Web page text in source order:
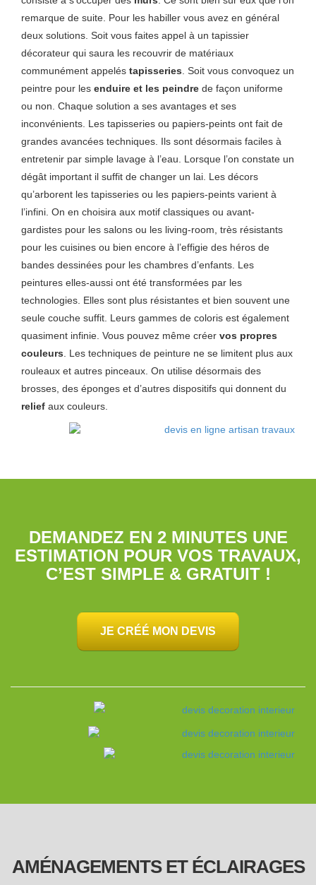
remarque de suite. Pour les habiller vous avez en général
deux solutions. Soit vous faites appel à un tapissier
décorateur qui saura les recouvrir de matériaux
communément appelés tapisseries . Soit vous convoquez un
peintre pour les enduire et les peindre de façon uniforme
ou non. Chaque solution a ses avantages et ses
inconvénients. Les tapisseries ou papiers-peints ont fait de
grandes avancées techniques. Ils sont désormais faciles à
entretenir par simple lavage à l’eau. Lorsque l’on constate un
dégât important il suffit de changer un lai. Les décors
qu’arborent les tapisseries ou les papiers-peints varient à
l’infini. On en choisira aux motif classiques ou avant-
gardistes pour les salons ou les living-room, très résistants
pour les cuisines ou bien encore à l’effigie des héros de
bandes dessinées pour les chambres d’enfants. Les
peintures elles-aussi ont été transformées par les
technologies. Elles sont plus résistantes et bien souvent une
seule couche suffit. Leurs gammes de coloris est également
quasiment infinie. Vous pouvez même créer vos propres
couleurs . Les techniques de peinture ne se limitent plus aux
rouleaux et autres pinceaux. On utilise désormais des
brosses, des éponges et d’autres dispositifs qui donnent du
relief aux couleurs.
DEMANDEZ EN 2 MINUTES UNE
ESTIMATION POUR VOS TRAVAUX,
C’EST SIMPLE & GRATUIT !
JE CRÉÉ MON DEVIS
AMÉNAGEMENTS ET ÉCLAIRAGES